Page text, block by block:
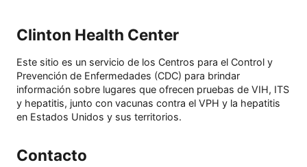
Clinton Health Center
Este sitio es un servicio de los Centros para el Control y
Prevención de Enfermedades (CDC) para brindar
información sobre lugares que ofrecen pruebas de VIH, ITS
y hepatitis, junto con vacunas contra el VPH y la hepatitis
en Estados Unidos y sus territorios.
Contacto